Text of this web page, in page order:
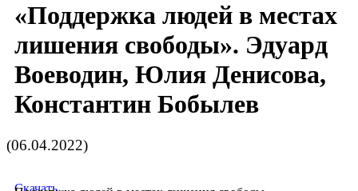
«Поддержка людей в местах
лишения свободы». Эдуард
Воеводин, Юлия Денисова,
Константин Бобылев
(06.04.2022)
Скачать